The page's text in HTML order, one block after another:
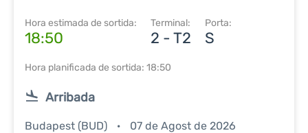
Hora estimada de sortida:
18:50
Terminal:
2 - T2
Porta:
S
Hora planificada de sortida: 18:50
Arribada
Budapest (BUD) 07 de Agost de 2026